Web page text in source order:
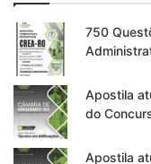
750
Apostila
do
Apostila